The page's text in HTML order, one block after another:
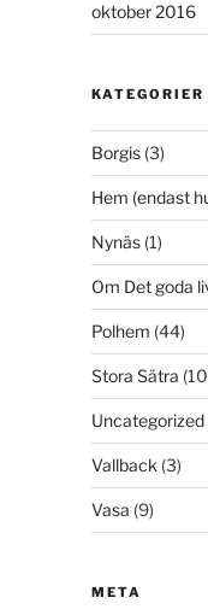
oktober 2016
KATEGORIER
Borgis(3)
Hem (endast
Nynäs(1)
Om Det goda
Polhem (44)
Stora Sätra
Uncategorized
Vallback (3)
Vasa (9)
META